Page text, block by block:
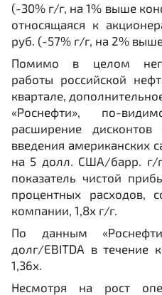
(-30% г/г, на 1% выше
относящаяся к
руб. (-57% г/г, на 2%
Помимо в целом
работы российской
квартале,
«Роснефти», по-
расширение
введения американских
на 5 долл. США/барр. г/
показатель чистой
процентных расходов,
компании, 1,8х г/г.
По данным
долг/EBITDA в течение
1,36х.
Несмотря на рост